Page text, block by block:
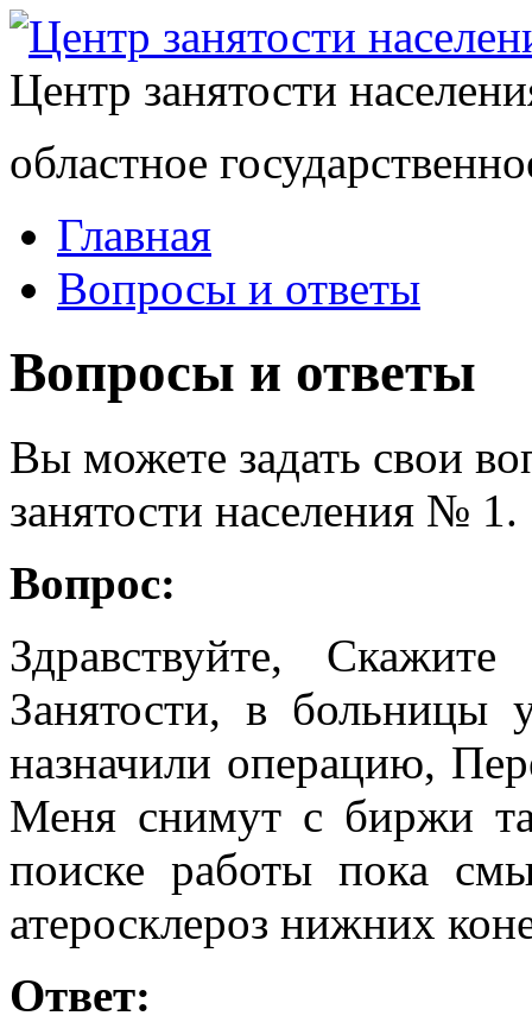
Центр занятости
областное
Главная
Вопросы и ответы
Вопросы и ответы
Вы можете задать свои
занятости населения № 1.
Вопрос:
Здравствуйте,
Занятости, в больницы
назначили операцию,
Меня снимут с биржи
поиске работы пока
атеросклероз нижних
Ответ: